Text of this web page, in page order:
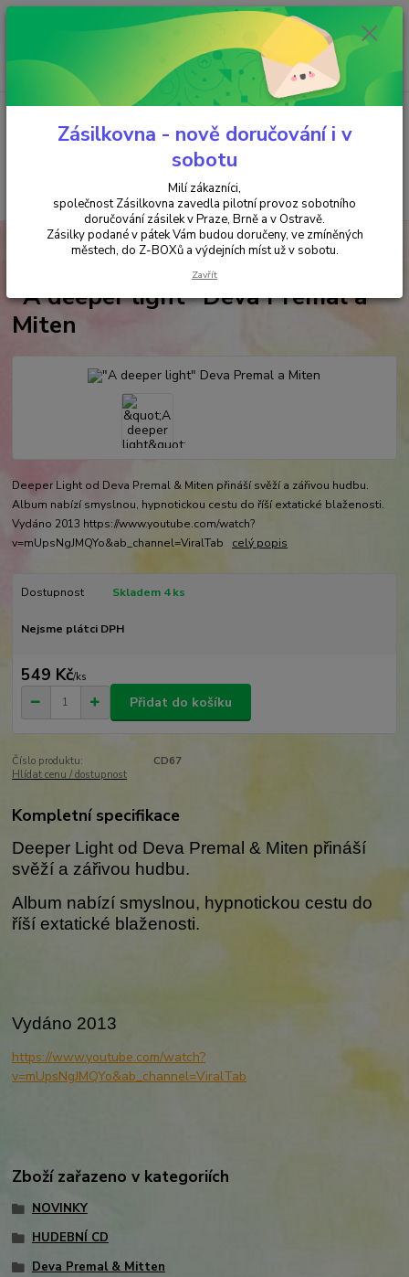
Minimální hodnota objednávky je 200 kč. Při nákupu nad 2000,- Kč je
požadována platba předem na účet.
Menu
+420 737 737 037
(Po-Pá, 9-18 hod.)
za
HUDEBNÍ CD Deva Premal & Mitten
"A deeper light" Deva
Premal a Miten
"A deeper light" Deva Premal a
Miten
Deeper Light od Deva Premal & Miten přináší svěží a zářivou hudbu.
Album nabízí smyslnou, hypnotickou cestu do říší extatické blaženosti.
Vydáno 2013 https://www.youtube.com/watch?
v=mUpsNgJMQYo&ab_channel=ViralTab celý popis
Dostupnost Skladem 4 ks
Nejsme plátci DPH
549 Kč/ks
Přidat do košíku
Číslo produktu:
CD67
Hlídat cenu / dostupnost
Kompletní specifikace
Deeper Light od Deva Premal & Miten přináší
svěží a zářivou hudbu.
Album nabízí smyslnou, hypnotickou cestu do
říší extatické blaženosti.
Vydáno 2013
https://www.youtube.com/watch?
v=mUpsNgJMQYo&ab_channel=ViralTab
Zboží zařazeno v kategoriích
NOVINKY
HUDEBNÍ CD
Deva Premal & Mitten
Zásilkovna - nově doručování i v
sobotu
Milí zákazníci,
společnost Zásilkovna zavedla pilotní provoz sobotního
doručování zásilek v Praze, Brně a v Ostravě.
Zásilky podané v pátek Vám budou doručeny, ve zmíněných
městech, do Z-BOXů a výdejních míst už v sobotu.
Zavřít